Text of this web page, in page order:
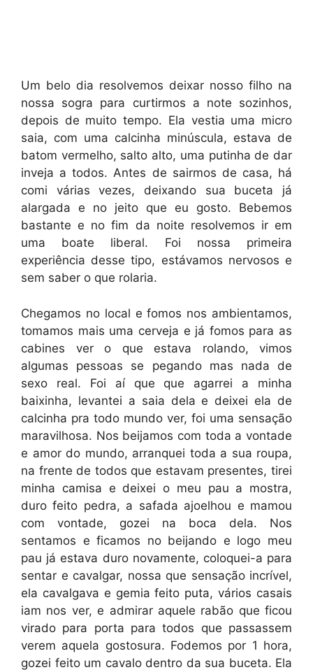
Um belo dia resolvemos deixar nosso filho na
nossa sogra para curtirmos a note sozinhos,
depois de muito tempo. Ela vestia uma micro
saia, com uma calcinha minúscula, estava de
batom vermelho, salto alto, uma putinha de dar
inveja a todos. Antes de sairmos de casa, há
comi várias vezes, deixando sua buceta já
alargada e no jeito que eu gosto. Bebemos
bastante e no fim da noite resolvemos ir em
uma boate liberal. Foi nossa primeira
experiência desse tipo, estávamos nervosos e
sem saber o que rolaria.
Chegamos no local e fomos nos ambientamos,
tomamos mais uma cerveja e já fomos para as
cabines ver o que estava rolando, vimos
algumas pessoas se pegando mas nada de
sexo real. Foi aí que que agarrei a minha
baixinha, levantei a saia dela e deixei ela de
calcinha pra todo mundo ver, foi uma sensação
maravilhosa. Nos beijamos com toda a vontade
e amor do mundo, arranquei toda a sua roupa,
na frente de todos que estavam presentes, tirei
minha camisa e deixei o meu pau a mostra,
duro feito pedra, a safada ajoelhou e mamou
com vontade, gozei na boca dela. Nos
sentamos e ficamos no beijando e logo meu
pau já estava duro novamente, coloquei-a para
sentar e cavalgar, nossa que sensação incrível,
ela cavalgava e gemia feito puta, vários casais
iam nos ver, e admirar aquele rabão que ficou
virado para porta para todos que passassem
verem aquela gostosura. Fodemos por 1 hora,
gozei feito um cavalo dentro da sua buceta. Ela